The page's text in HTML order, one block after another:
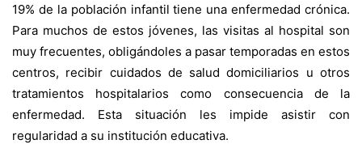
19% de la población infantil tiene una enfermedad crónica.
Para muchos de estos jóvenes, las visitas al hospital son
muy frecuentes, obligándoles a pasar temporadas en estos
centros, recibir cuidados de salud domiciliarios u otros
tratamientos hospitalarios como consecuencia de la
enfermedad. Esta situación les impide asistir con
regularidad a su institución educativa.